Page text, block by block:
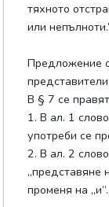
тяхното
или
Предложение
представители:
В § 7 се
1. В ал. 1
употреби се
2. В ал. 2
„представяне
променя на „и“.